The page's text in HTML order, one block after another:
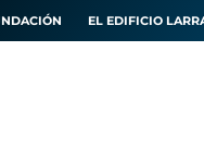
EL EDIFICIO